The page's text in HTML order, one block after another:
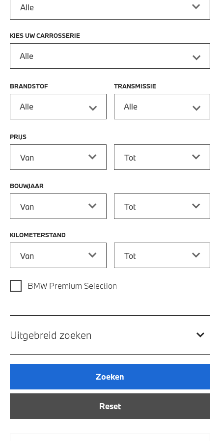
KIES UW CARROSSERIE
Alle
BRANDSTOF
Alle
TRANSMISSIE
Alle
PRIJS
BOUWJAAR
KILOMETERSTAND
BMW Premium Selection
Uitgebreid zoeken
Reset
Zoeken